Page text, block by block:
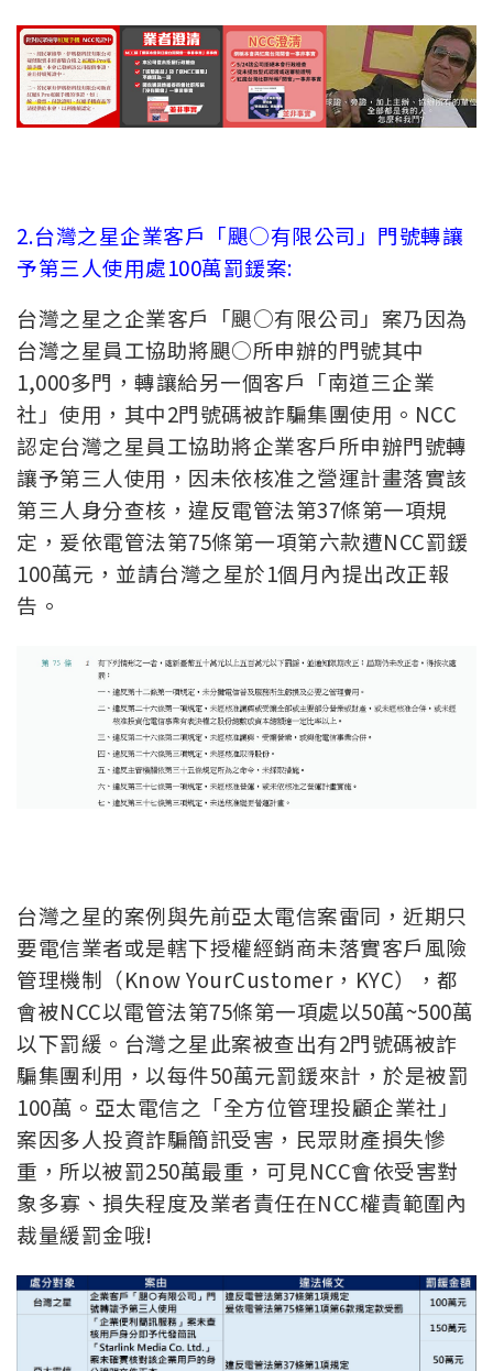
2.台灣之星企業客戶「颶○有限公司」門號轉讓
予第三人使用處100萬罰鍰案:
台灣之星之企業客戶「颶○有限公司」案乃因為
台灣之星員工協助將颶○所申辦的門號其中
1,000多門，轉讓給另一個客戶「南道三企業
社」使用，其中2門號碼被詐騙集團使用。NCC
認定台灣之星員工協助將企業客戶所申辦門號轉
讓予第三人使用，因未依核准之營運計畫落實該
第三人身分查核，違反電管法第37條第一項規
定，爰依電管法第75條第一項第六款遭NCC罰鍰
100萬元，並請台灣之星於1個月內提出改正報
告。
台灣之星的案例與先前亞太電信案雷同，近期只
要電信業者或是轄下授權經銷商未落實客戶風險
管理機制（Know YourCustomer，KYC），都
會被NCC以電管法第75條第一項處以50萬~500萬
以下罰緩。台灣之星此案被查出有2門號碼被詐
騙集團利用，以每件50萬元罰鍰來計，於是被罰
100萬。亞太電信之「全方位管理投顧企業社」
案因多人投資詐騙簡訊受害，民眾財產損失慘
重，所以被罰250萬最重，可見NCC會依受害對
象多寡、損失程度及業者責任在NCC權責範圍內
裁量緩罰金哦!